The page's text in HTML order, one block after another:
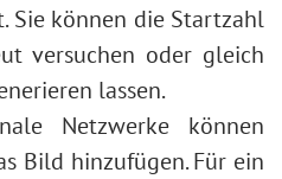
Sie können die Startzahl
versuchen oder gleich
lassen.
Netzwerke können
Bild hinzufügen. Für ein